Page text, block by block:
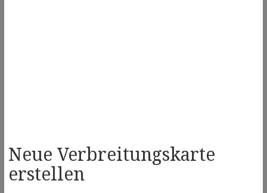
Neue Verbreitungskarte
erstellen